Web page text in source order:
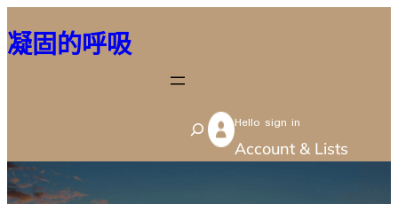
至
容
凝固的呼吸
S
e
Hello sign in
Account & Lists